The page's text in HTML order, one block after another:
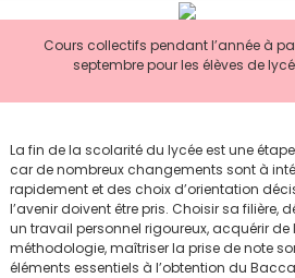
Cours collectifs pendant l’année à
septembre pour les élèves de
La fin de la scolarité du lycée est une
car de nombreux changements sont à
rapidement et des choix d’orientation
l’avenir doivent être pris. Choisir sa filière,
un travail personnel rigoureux, acquérir de
méthodologie, maîtriser la prise de note
éléments essentiels à l’obtention du